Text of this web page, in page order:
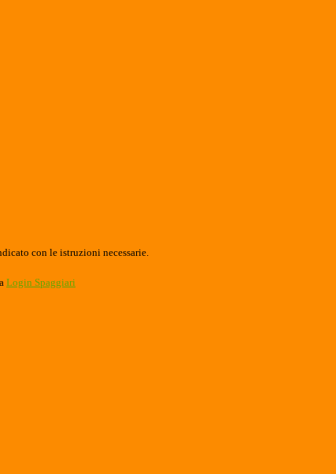
con le istruzioni necessarie.
Login Spaggiari